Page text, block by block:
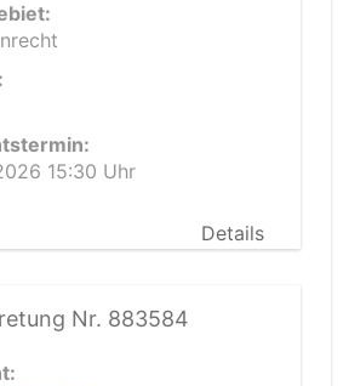
15:30 Uhr
Details
Nr. 883584